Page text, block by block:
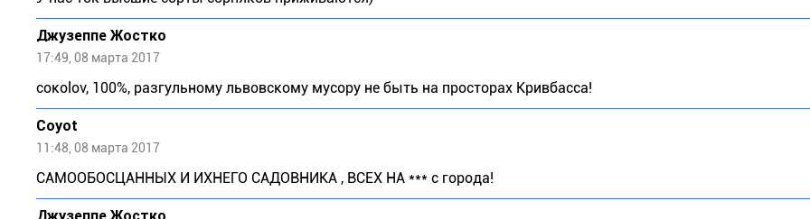
Джузeппe Жocткo
17:49, 08 марта 2017
сокоlоv, 100%, разгульному львовскому мусору не быть на просторах Кривбасса!
Coyot
11:48, 08 марта 2017
САМООБОСЦАННЫХ И ИХНЕГО САДОВНИКА , ВСЕХ НА *** с города!